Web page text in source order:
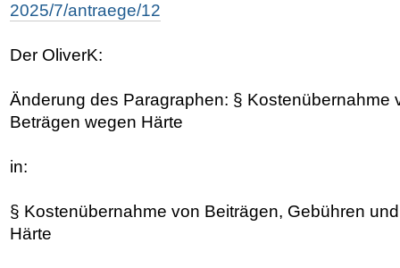
2025/7/antraege/12
Der OliverK:
Änderung des Paragraphen: § Kostenübernahme
Beträgen wegen Härte
in:
§ Kostenübernahme von Beiträgen, Gebühren
Härte